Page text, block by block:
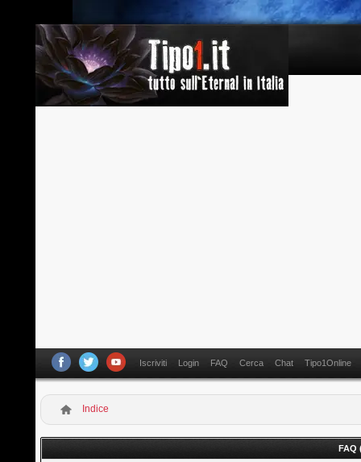
Iscriviti Login FAQ Cerca Chat Tipo1Online
Indice
FAQ